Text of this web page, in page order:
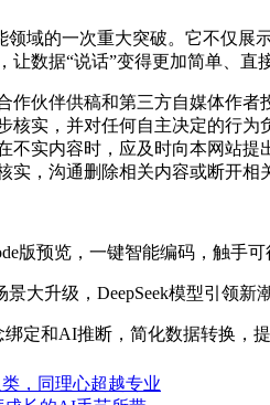
域的一次重大突破。它不仅展
让数据“说话”变得更加简单、直
伴供稿和第三方自媒体作者
核实，并对任何自主决定的行
不实内容时，应及时向本网站
，沟通删除相关内容或断开相
版预览，一键智能编码，触手可
大升级，DeepSeek模型引领新
和AI推断，简化数据转换，
，同理心超越专业